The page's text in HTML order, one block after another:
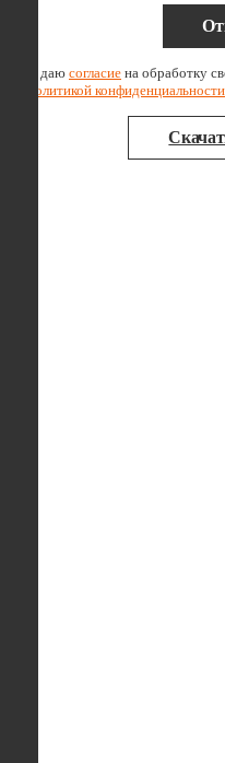
Я даю согласие на обработку
политикой конфиденциальности